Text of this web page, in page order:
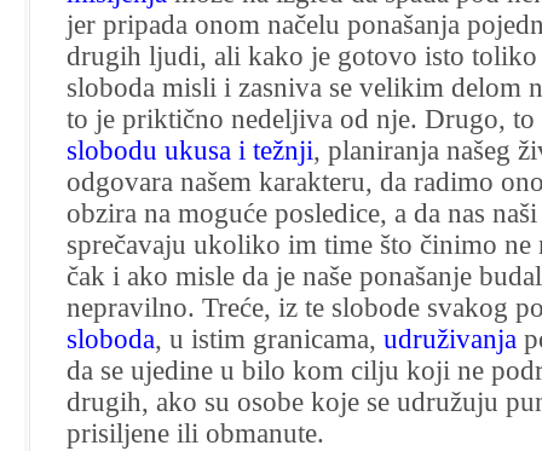
jer pripada onom načelu ponašanja
drugih ljudi, ali kako je gotovo isto
sloboda misli i zasniva se velikim delom
to je priktično nedeljiva od nje. Drugo, to
slobodu ukusa i težnji, planiranja našeg
odgovara našem karakteru, da radimo
obzira na moguće posledice, a da nas
sprečavaju ukoliko im time što činimo ne
čak i ako misle da je naše ponašanje
nepravilno. Treće, iz te slobode svakog
sloboda, u istim granicama, udruživanja
da se ujedine u bilo kom cilju koji ne
drugih, ako su osobe koje se udružuju
prisiljene ili obmanute.